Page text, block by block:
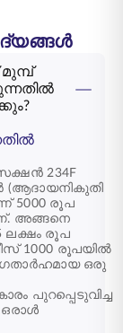
മുമ്പ്
234F
(ആദായനികുതി
5000 രൂപ
അങ്ങനെ
ലക്ഷം രൂപ
1000 രൂപയിൽ
ഒരു
പുറപ്പെടുവിച്ച